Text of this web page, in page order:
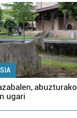
abuzturako
ugari